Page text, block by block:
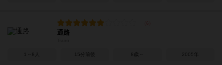
通路
1～8人 15分前後 8歳～ 2005年